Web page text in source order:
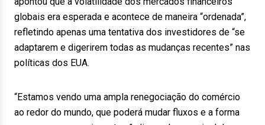
globais era esperada e acontece de maneira “ordenada”,
refletindo apenas uma tentativa dos investidores de “se
adaptarem e digerirem todas as mudanças recentes” nas
políticas dos EUA.
“Estamos vendo uma ampla renegociação do comércio
ao redor do mundo, que poderá mudar fluxos e a forma